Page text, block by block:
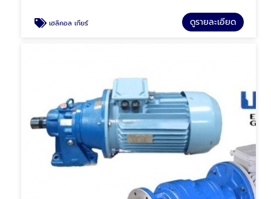
เฮลิคอล เกียร์ ดูรายละเอียด